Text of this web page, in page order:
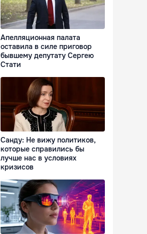
Апелляционная палата
оставила в силе приговор
бывшему депутату Сергею
Стати
Санду: Не вижу политиков,
которые справились бы
лучше нас в условиях
кризисов